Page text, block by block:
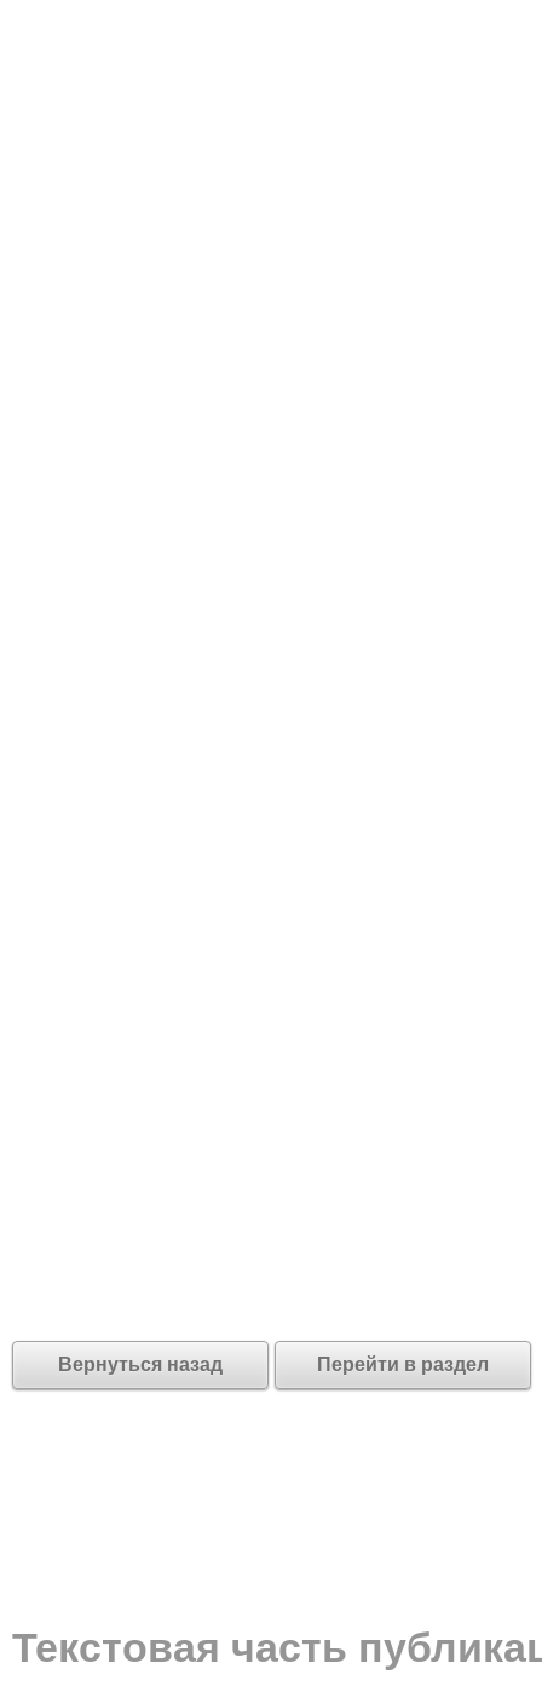
Вернуться назад Перейти в раздел
Текстовая часть